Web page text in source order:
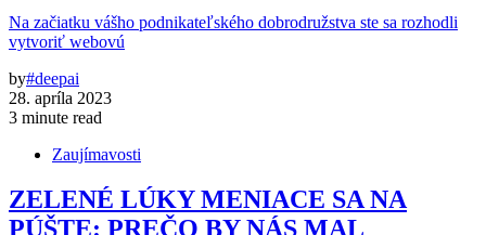
Na začiatku vášho podnikateľského dobrodružstva ste sa rozhodli
vytvoriť webovú
by#deepai
28. apríla 2023
3 minute read
Zaujímavosti
ZELENÉ LÚKY MENIACE SA NA
PÚŠTE: PREČO BY NÁS MAL